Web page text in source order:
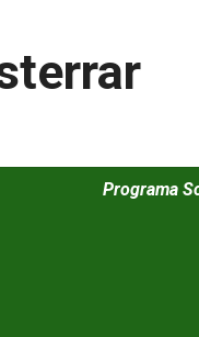
Programa